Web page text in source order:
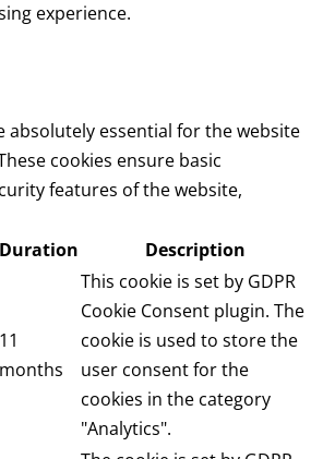
experience.
absolutely essential for the website
cookies ensure basic
features of the website,
Duration Description
11
months
This cookie is set by GDPR
Cookie Consent plugin. The
cookie is used to store the
user consent for the
cookies in the category
"Analytics".